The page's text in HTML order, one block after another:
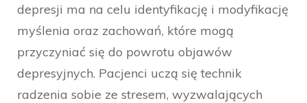
depresji ma na celu identyfikację i modyfikację
myślenia oraz zachowań, które mogą
przyczyniać się do powrotu objawów
depresyjnych. Pacjenci uczą się technik
radzenia sobie ze stresem, wyzwalających